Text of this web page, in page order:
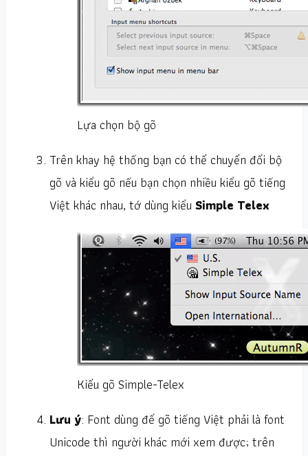
Lựa chọn bộ gõ
Trên khay hệ thống bạn có thể chuyển đổi bộ
gõ và kiểu gõ nếu bạn chọn nhiều kiểu gõ tiếng
Việt khác nhau, tớ dùng kiểu Simple Telex
Kiểu gõ Simple-Telex
Lưu ý: Font dùng để gõ tiếng Việt phải là font
Unicode thì người khác mới xem được; trên